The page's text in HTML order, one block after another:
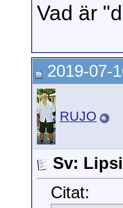
Vad är
2019-07-
RUJO
Sv:
Citat: